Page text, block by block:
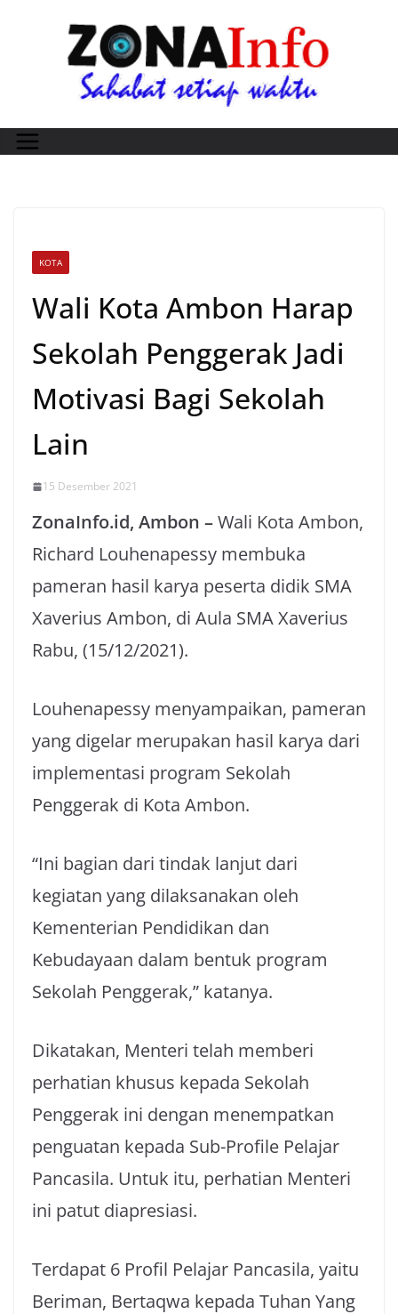
KOTA
Wali Kota Ambon Harap
Sekolah Penggerak Jadi
Motivasi Bagi Sekolah
Lain
15 Desember 2021
ZonaInfo.id, Ambon –Wali Kota Ambon,
Richard Louhenapessy membuka
pameran hasil karya peserta didik SMA
Xaverius Ambon, di Aula SMA Xaverius
Rabu, (15/12/2021).
Louhenapessy menyampaikan, pameran
yang digelar merupakan hasil karya dari
implementasi program Sekolah
Penggerak di Kota Ambon.
“Ini bagian dari tindak lanjut dari
kegiatan yang dilaksanakan oleh
Kementerian Pendidikan dan
Kebudayaan dalam bentuk program
Sekolah Penggerak,” katanya.
Dikatakan, Menteri telah memberi
perhatian khusus kepada Sekolah
Penggerak ini dengan menempatkan
penguatan kepada Sub-Profile Pelajar
Pancasila. Untuk itu, perhatian Menteri
ini patut diapresiasi.
Terdapat 6 Profil Pelajar Pancasila, yaitu
Beriman, Bertaqwa kepada Tuhan Yang